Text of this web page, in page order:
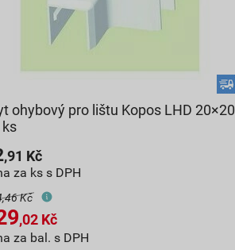
ohybový pro lištu Kopos LHD 20×20
ks
,91 Kč
za ks s DPH
Kč
,02 Kč
za bal. s DPH